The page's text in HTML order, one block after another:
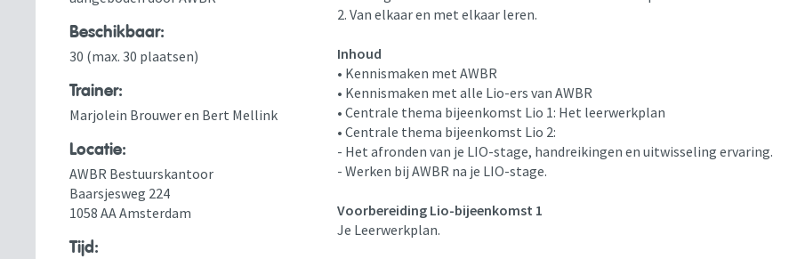
Beschikbaar:
30 (max. 30 plaatsen)
Trainer:
Marjolein Brouwer en Bert Mellink
Locatie:
AWBR Bestuurskantoor
Baarsjesweg 224
1058 AA Amsterdam
Tijd:
2. Van elkaar en met elkaar leren.
Inhoud
• Kennismaken met AWBR
• Kennismaken met alle Lio-ers van AWBR
• Centrale thema bijeenkomst Lio 1: Het leerwerkplan
• Centrale thema bijeenkomst Lio 2:
- Het afronden van je LIO-stage, handreikingen en uitwisseling ervaring.
- Werken bij AWBR na je LIO-stage.
Voorbereiding Lio-bijeenkomst 1
Je Leerwerkplan.